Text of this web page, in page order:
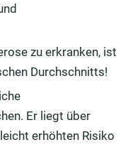
zu erkranken, ist
Durchschnitts!
Er liegt über
erhöhten Risiko